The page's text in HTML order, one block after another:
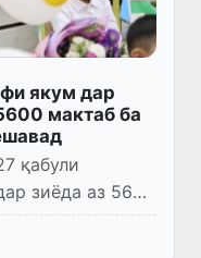
якум дар
мактаб ба
қабули
зиёда аз 5600
онлайн